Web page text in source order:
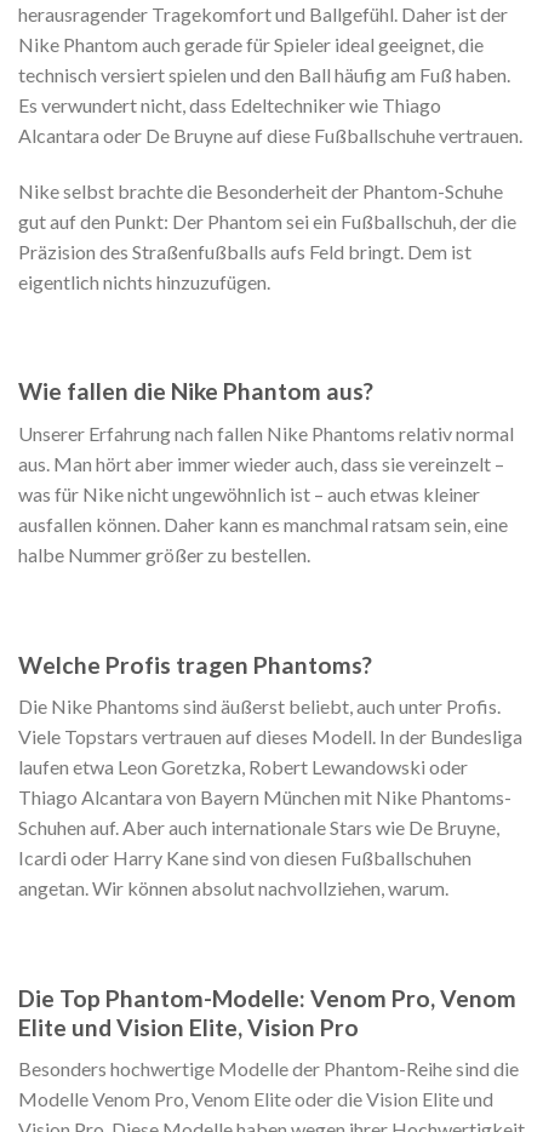
herausragender Tragekomfort und Ballgefühl. Daher ist der
Nike Phantom auch gerade für Spieler ideal geeignet, die
technisch versiert spielen und den Ball häufig am Fuß haben.
Es verwundert nicht, dass Edeltechniker wie Thiago
Alcantara oder De Bruyne auf diese Fußballschuhe vertrauen.
Nike selbst brachte die Besonderheit der Phantom-Schuhe
gut auf den Punkt: Der Phantom sei ein Fußballschuh, der die
Präzision des Straßenfußballs aufs Feld bringt. Dem ist
eigentlich nichts hinzuzufügen.
Wie fallen die Nike Phantom aus?
Unserer Erfahrung nach fallen Nike Phantoms relativ normal
aus. Man hört aber immer wieder auch, dass sie vereinzelt –
was für Nike nicht ungewöhnlich ist – auch etwas kleiner
ausfallen können. Daher kann es manchmal ratsam sein, eine
halbe Nummer größer zu bestellen.
Welche Profis tragen Phantoms?
Die Nike Phantoms sind äußerst beliebt, auch unter Profis.
Viele Topstars vertrauen auf dieses Modell. In der Bundesliga
laufen etwa Leon Goretzka, Robert Lewandowski oder
Thiago Alcantara von Bayern München mit Nike Phantoms-
Schuhen auf. Aber auch internationale Stars wie De Bruyne,
Icardi oder Harry Kane sind von diesen Fußballschuhen
angetan. Wir können absolut nachvollziehen, warum.
Die Top Phantom-Modelle: Venom Pro, Venom
Elite und Vision Elite, Vision Pro
Besonders hochwertige Modelle der Phantom-Reihe sind die
Modelle Venom Pro, Venom Elite oder die Vision Elite und